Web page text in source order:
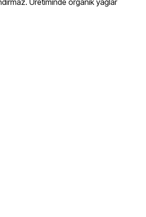
Üretiminde organik yağlar